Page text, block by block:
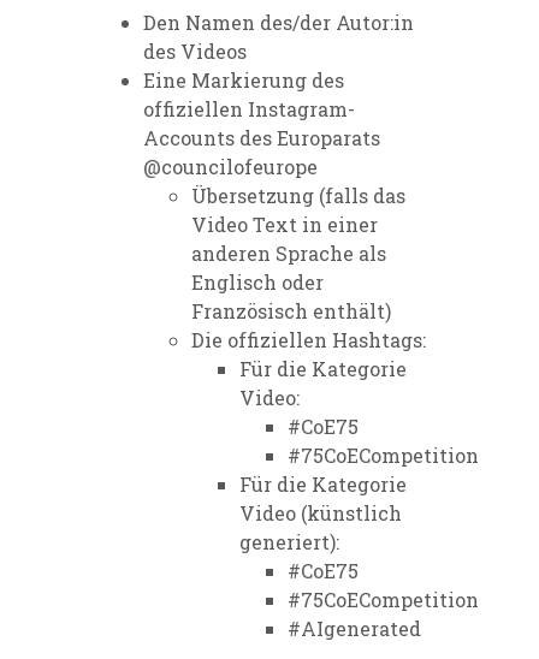
Den Namen des/der Autor:in
des Videos
Eine Markierung des
offiziellen Instagram-
Accounts des Europarats
@councilofeurope
Übersetzung (falls das
Video Text in einer
anderen Sprache als
Englisch oder
Französisch enthält)
Die offiziellen Hashtags:
Für die Kategorie
Video:
#CoE75
#75CoECompetition
Für die Kategorie
Video (künstlich
generiert):
#CoE75
#75CoECompetition
#AIgenerated